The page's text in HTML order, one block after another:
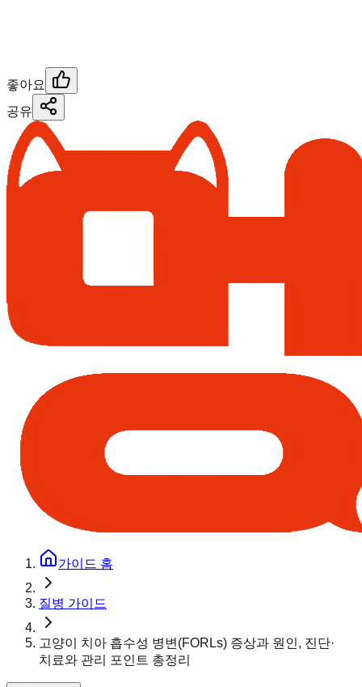
좋아요
공유
가이드 홈
질병 가이드
고양이 치아 흡수성 병변(FORLs) 증상과 원인, 진단·
치료와 관리 포인트 총정리